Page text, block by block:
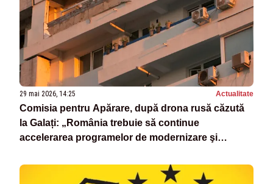
29 mai 2026, 14:25 Actualitate
Comisia pentru Apărare, după drona rusă căzută
la Galați: „România trebuie să continue
accelerarea programelor de modernizare şi